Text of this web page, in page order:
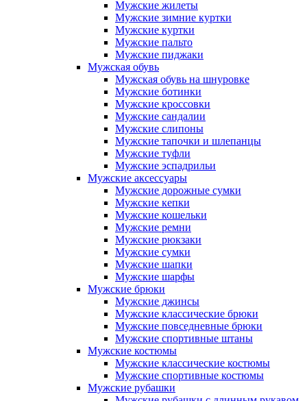
Мужские жилеты
Мужские зимние куртки
Мужские куртки
Мужские пальто
Мужские пиджаки
Мужская обувь
Мужская обувь на шнуровке
Мужские ботинки
Мужские кроссовки
Мужские сандалии
Мужские слипоны
Мужские тапочки и шлепанцы
Мужские туфли
Мужские эспадрильи
Мужские аксессуары
Мужские дорожные сумки
Мужские кепки
Мужские кошельки
Мужские ремни
Мужские рюкзаки
Мужские сумки
Мужские шапки
Мужские шарфы
Мужские брюки
Мужские джинсы
Мужские классические брюки
Мужские повседневные брюки
Мужские спортивные штаны
Мужские костюмы
Мужские классические костюмы
Мужские спортивные костюмы
Мужские рубашки